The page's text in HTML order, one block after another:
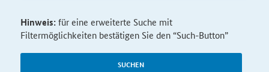
SUCHEN
Hinweis:für eine erweiterte Suche mit
Filtermöglichkeiten bestätigen Sie den “Such-Button”